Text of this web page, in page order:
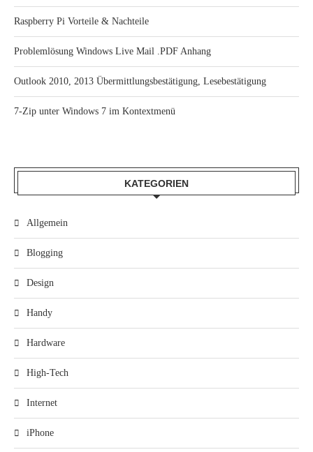
Raspberry Pi Vorteile & Nachteile
Problemlösung Windows Live Mail .PDF Anhang
Outlook 2010, 2013 Übermittlungsbestätigung, Lesebestätigung
7-Zip unter Windows 7 im Kontextmenü
KATEGORIEN
Allgemein
Blogging
Design
Handy
Hardware
High-Tech
Internet
iPhone